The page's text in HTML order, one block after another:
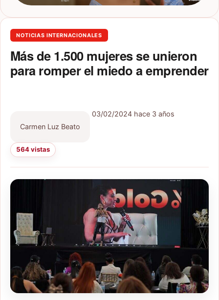
NOTICIAS INTERNACIONALES
Más de 1.500 mujeres se unieron
para romper el miedo a emprender
Carmen Luz Beato
03/02/2024 hace 3 años
564 vistas